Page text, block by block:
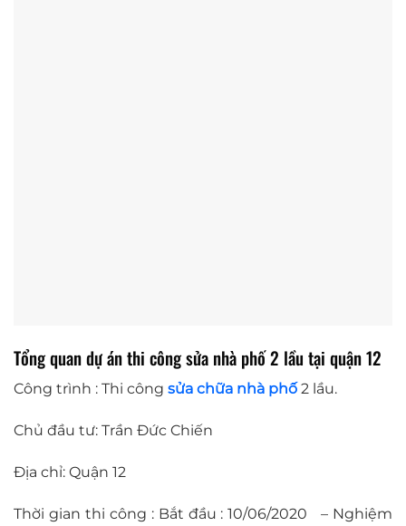
Tổng quan dự án thi công sửa nhà phố 2 lầu tại quận 12
Công trình : Thi công sửa chữa nhà phố2 lầu.
Chủ đầu tư: Trần Đức Chiến
Địa chỉ: Quận 12
Thời gian thi công : Bắt đầu : 10/06/2020 – Nghiệm